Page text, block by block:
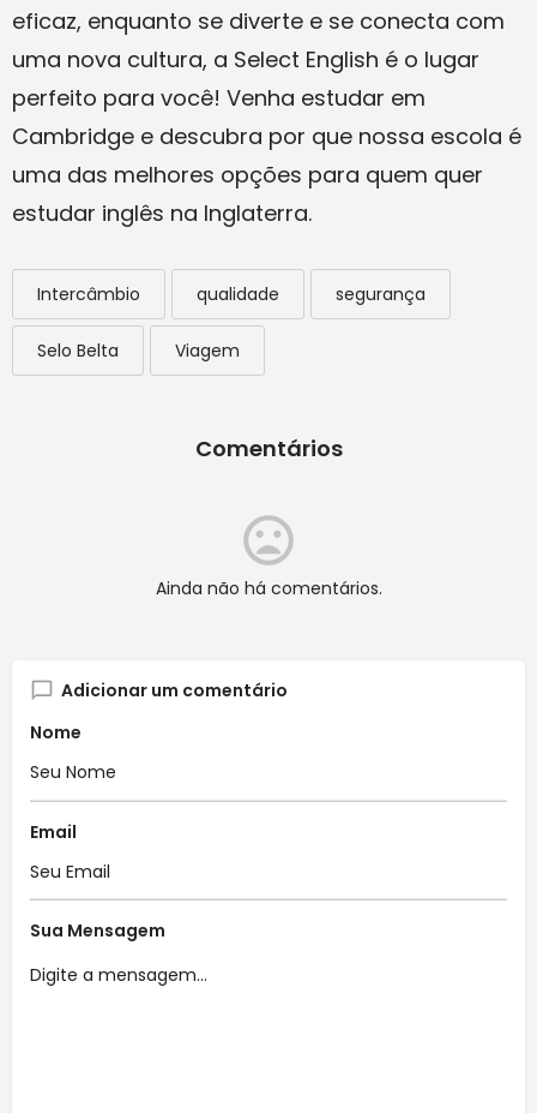
eficaz, enquanto se diverte e se conecta com
uma nova cultura, a Select English é o lugar
perfeito para você! Venha estudar em
Cambridge e descubra por que nossa escola é
uma das melhores opções para quem quer
estudar inglês na Inglaterra.
Intercâmbio qualidade segurança
Selo Belta Viagem
Comentários
Ainda não há comentários.
Adicionar um comentário
Nome
Email
Sua Mensagem